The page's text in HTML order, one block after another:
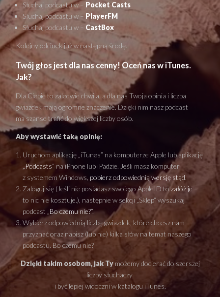
Słuchaj podcastu w – Pocket Casts
Słuchaj podcastu w – PlayerFM
Słuchaj podcastu w – CastBox
Kolejny odcinek już w następną środę.
Twój głos jest dla nas cenny! Oceń nas w iTunes.
Jak?
Dla Ciebie to zaledwie chwila, a dla nas Twoja opinia i liczba
gwiazdek mają ogromne znaczenie. Dzięki nim nasz podcast
ma szanse trafić do większej liczby osób.
Aby wystawić taką opinię:
Uruchom aplikację „iTunes” na komputerze Apple lub aplikację
„Podcasts” na iPhone lub iPadzie. Jeśli masz komputer
z systemem Windows, pobierz odpowiednią wersję stąd.
Zaloguj się (Jeśli nie posiadasz swojego AppleID tozałóż je –
to nic nie kosztuje.), następnie w sekcji „Sklep” wyszukaj
podcast „ Bo czemu nie?”.
Wybierz odpowiednią liczbę gwiazdek, które chcesz nam
przyznać oraz napisz (lub nie) kilka słów na temat naszego
podcastu. Bo czemu nie?
Dzięki takim osobom, jak Tymożemy docierać do szerszej
liczby słuchaczy
i być lepiej widoczni w katalogu iTunes.